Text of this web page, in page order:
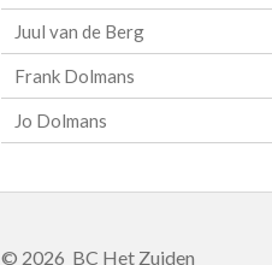
Juul van de Berg
Frank Dolmans
Jo Dolmans
© 2026 BC Het Zuiden